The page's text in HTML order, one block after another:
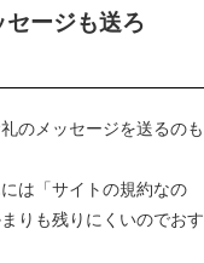
ージも送ろ
のメッセージを送るのも
は「サイトの規約なの
りも残りにくいのでおす